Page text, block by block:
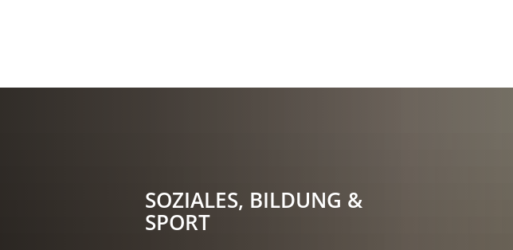
SOZIALES, BILDUNG &
SPORT